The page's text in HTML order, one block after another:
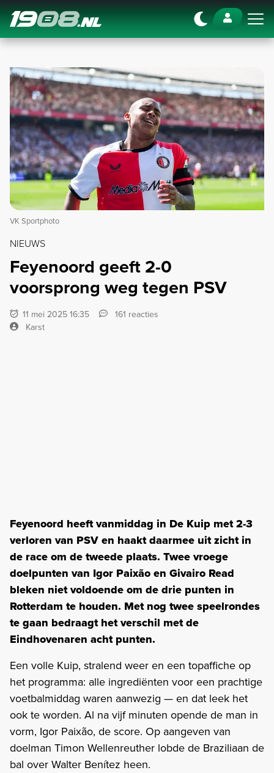
Navigation
VK Sportphoto
NIEUWS
Feyenoord geeft 2-0
voorsprong weg tegen PSV
11 mei 2025 16:35
161 reacties
Karst
Feyenoord heeft vanmiddag in De Kuip met 2-3
verloren van PSV en haakt daarmee uit zicht in
de race om de tweede plaats. Twee vroege
doelpunten van Igor Paixão en Givairo Read
bleken niet voldoende om de drie punten in
Rotterdam te houden. Met nog twee speelrondes
te gaan bedraagt het verschil met de
Eindhovenaren acht punten.
Een volle Kuip, stralend weer en een topaffiche op
het programma: alle ingrediënten voor een prachtige
voetbalmiddag waren aanwezig — en dat leek het
ook te worden. Al na vijf minuten opende de man in
vorm, Igor Paixão, de score. Op aangeven van
doelman Timon Wellenreuther lobde de Braziliaan de
bal over Walter Benítez heen.